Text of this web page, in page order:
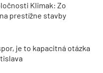
Klimak: Zo
prestížne stavby
je to kapacitná otázka